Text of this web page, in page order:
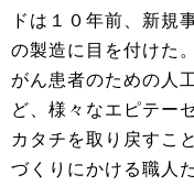
ドは１０年前、新規
の製造に目を付けた
がん患者のための人
ど、様々なエピテー
カタチを取り戻すこ
づくりにかける職人